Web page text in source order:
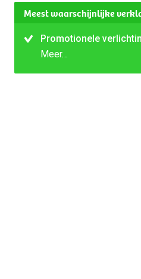
Meest waarschijnlijke
Promotionele
Meer…